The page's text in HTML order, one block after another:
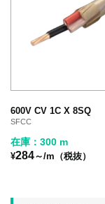
600V CV 1C X 8SQ
SFCC
在庫：300 m
¥284～/m（税抜）